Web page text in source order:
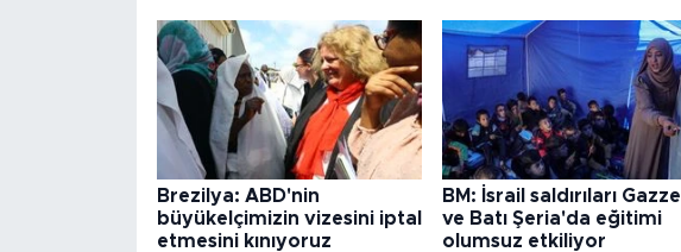
Brezilya: ABD'nin
büyükelçimizin vizesini iptal
etmesini kınıyoruz
BM: İsrail saldırıları Gazze
ve Batı Şeria'da eğitimi
olumsuz etkiliyor